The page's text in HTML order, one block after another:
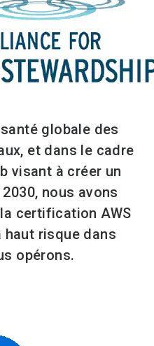
globale des
et dans le cadre
visant à créer un
nous avons
certification AWS
haut risque dans
opérons.